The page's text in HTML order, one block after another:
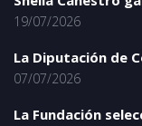
19/07/2026
La Diputación de
07/07/2026
La Fundación